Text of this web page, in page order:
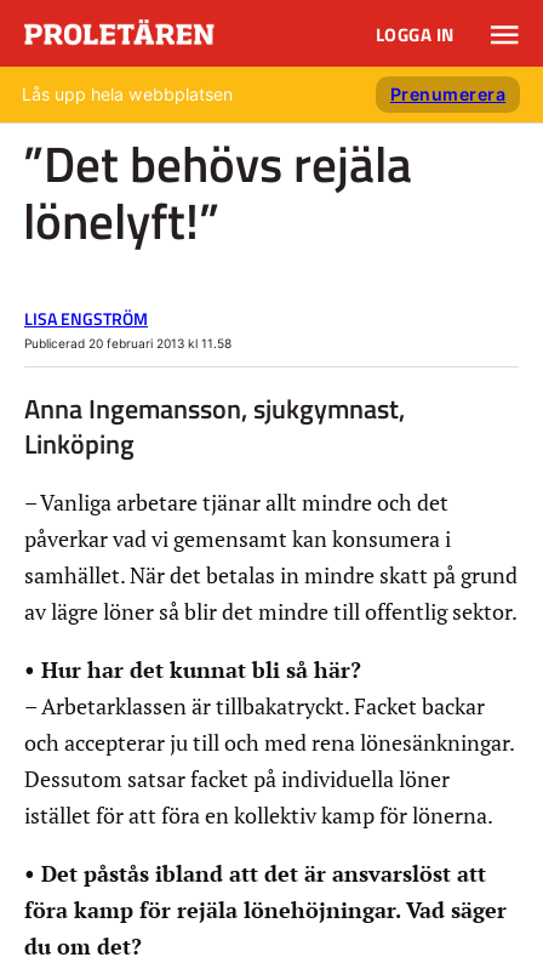
LOGGA IN
Lås upp hela webbplatsen Prenumerera
”Det behövs rejäla
lönelyft!”
LISA ENGSTRÖM
Publicerad 20 februari 2013 kl 11.58
Anna Ingemansson, sjukgymnast,
Linköping
– Vanliga arbetare tjänar allt mindre och det
påverkar vad vi gemensamt kan konsumera i
samhället. När det betalas in mindre skatt på grund
av lägre löner så blir det mindre till offentlig sektor.
• Hur har det kunnat bli så här?
– Arbetarklassen är tillbakatryckt. Facket backar
och accepterar ju till och med rena lönesänkningar.
Dessutom satsar facket på individuella löner
istället för att föra en kollektiv kamp för lönerna.
• Det påstås ibland att det är ansvarslöst att
föra kamp för rejäla lönehöjningar. Vad säger
du om det?